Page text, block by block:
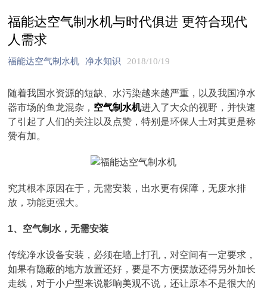
福能达空气制水机与时代俱进 更符合现代
人需求
福能达空气制水机 净水知识 2018/10/19
随着我国水资源的短缺、水污染越来越严重，以及我国净水
器市场的鱼龙混杂， 空气制水机进入了大众的视野，并快速
了引起了人们的关注以及点赞，特别是环保人士对其更是称
赞有加。
究其根本原因在于，无需安装，出水更有保障，无废水排
放，功能更强大。
1、空气制水，无需安装
传统净水设备安装，必须在墙上打孔，对空间有一定要求，
如果有隐蔽的地方放置还好，要是不方便摆放还得另外加长
走线，对于小户型来说影响美观不说，还让原本不是很大的